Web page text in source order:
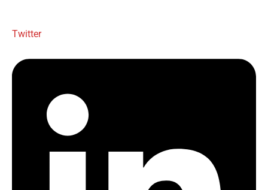
Twitter